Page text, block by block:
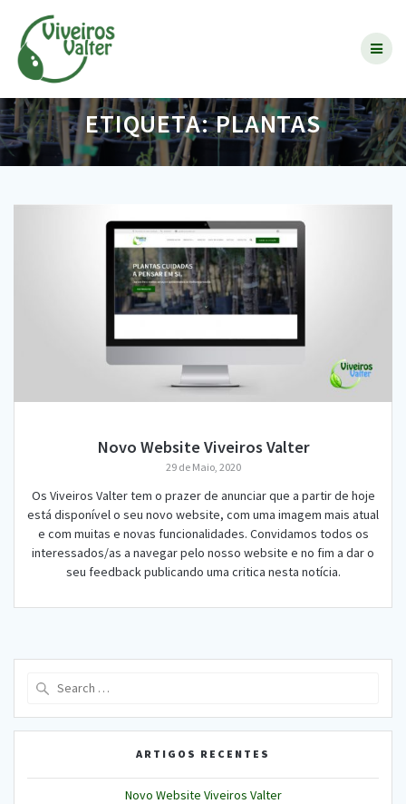
ETIQUETA:PLANTAS
Novo Website Viveiros Valter
29 de Maio, 2020
Os Viveiros Valter tem o prazer de anunciar que a partir de hoje
está disponível o seu novo website, com uma imagem mais atual
e com muitas e novas funcionalidades. Convidamos todos os
interessados/as a navegar pelo nosso website e no fim a dar o
seu feedback publicando uma critica nesta notícia.
ARTIGOS RECENTES
Novo Website Viveiros Valter